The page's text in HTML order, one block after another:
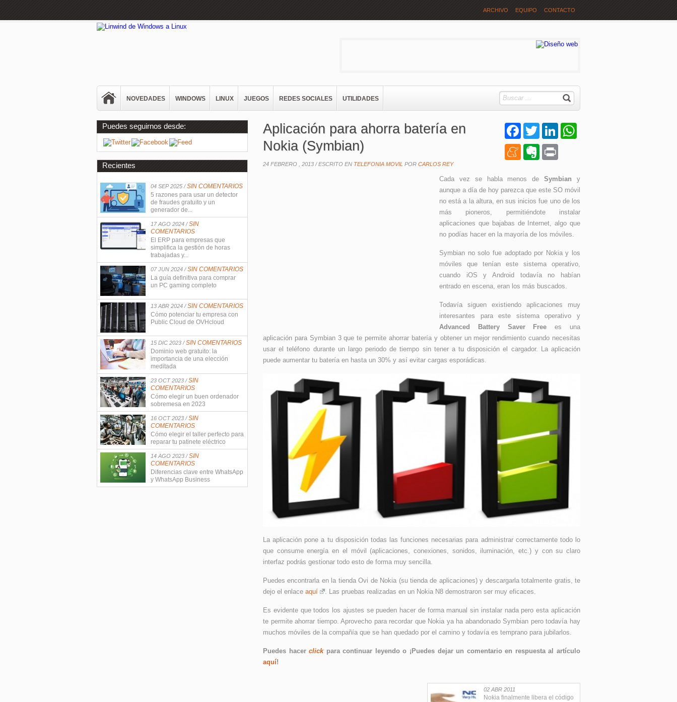
ARCHIVO EQUIPO CONTACTO
NOVEDADES WINDOWS LINUX JUEGOS REDES SOCIALES UTILIDADES
FacebookTwitter LinkedIn
MeneameEvernote
Aplicación para ahorra batería en
Nokia (Symbian)
24 FEBRERO , 2013 /ESCRITO EN TELEFONIA MOVIL POR CARLOS REY
Cada vez se habla menos deSymbian y
aunque a día de hoy parezca que este SO móvil
no está a la altura, en sus inicios fue uno de los
más pioneros, permitiéndote instalar
aplicaciones que bajabas de Internet, algo que
no podías hacer en la mayoría de los móviles.
Symbian no solo fue adoptado por Nokia y los
móviles que tenían este sistema operativo,
cuando iOS y Android todavía no habían
entrado en escena, eran los más buscados.
Todavía siguen existiendo aplicaciones muy
interesantes para este sistema operativo y
Advanced Battery Saver Free es una
aplicación para Symbian 3 que te permite ahorrar batería y obtener un mejor rendimiento cuando necesitas
usar el teléfono durante un largo periodo de tiempo sin tener a tu disposición el cargador. La aplicación
puede aumentar tu batería en hasta un 30% y así evitar cargas esporádicas.
La aplicación pone a tu disposición todas las funciones necesarias para administrar correctamente todo lo
que consume energía en el móvil (aplicaciones, conexiones, sonidos, iluminación, etc.) y con su claro
interfaz podrás gestionar todo esto de forma muy sencilla.
Puedes encontrarla en la tienda Ovi de Nokia (su tienda de aplicaciones) y descargarla totalmente gratis, te
dejo el enlace aquí . Las pruebas realizadas en un Nokia N8 demostraron ser muy eficaces.
Es evidente que todos los ajustes se pueden hacer de forma manual sin instalar nada pero esta aplicación
te permite ahorrar tiempo. Aprovecho para recordar que Nokia ya ha abandonado Symbian pero todavía hay
muchos móviles de la compañía que se han quedado por el camino y todavía es temprano para jubilarlos.
Puedes hacerclickpara continuar leyendo o ¡Puedes dejar un comentario en respuesta al artículo
aquí!
02 ABR 2011
Nokia finalmente libera el código
Puedes seguirnos desde:
Recientes
04 SEP 2025 /SIN COMENTARIOS
5 razones para usar un detector
de fraudes gratuito y un
generador de...
17 AGO 2024 /SIN
COMENTARIOS
El ERP para empresas que
simplifica la gestión de horas
trabajadas y...
07 JUN 2024 /SIN COMENTARIOS
La guía definitiva para comprar
un PC gaming completo
13 ABR 2024 /SIN COMENTARIOS
Cómo potenciar tu empresa con
Public Cloud de OVHcloud
15 DIC 2023 /SIN COMENTARIOS
Dominio web gratuito: la
importancia de una elección
meditada
23 OCT 2023 /SIN
COMENTARIOS
Cómo elegir un buen ordenador
sobremesa en 2023
16 OCT 2023 /SIN
COMENTARIOS
Cómo elegir el taller perfecto para
reparar tu patinete eléctrico
14 AGO 2023 /SIN
COMENTARIOS
Diferencias clave entre WhatsApp
y WhatsApp Business